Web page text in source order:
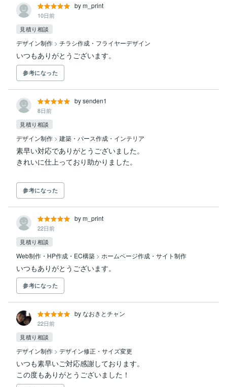
by m_print
10日前
見積り相談
デザイン制作 > チラシ作成・フライヤーデザイン
いつもありがとうございます。
参考になった
by senden1
8日前
見積り相談
デザイン制作 > 建築・パース作成・インテリア
素早い対応でありがとうございました。
参考になった
by m_print
22日前
見積り相談
Web制作・HP作成・EC構築 > ホームページ作成・サイト制作
いつもありがとうございます。
参考になった
by なおきとチャン
22日前
見積り相談
デザイン制作 > デザイン修正・サイズ変更
いつも素早いご対応感謝しております。
この度もありがとうございました！